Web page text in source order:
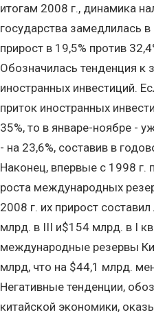
итогам 2008 г., динамика
государства замедлилась
прирост в 19,5% против
Обозначилась тенденция
иностранных инвестиций.
приток иностранных
35%, то в январе-ноябре -
- на 23,6%, составив в
Наконец, впервые с 1998
роста международных
2008 г. их прирост
млрд. в III и$154 млрд. в I
международные резервы
млрд, что на $44,1 млрд.
Негативные тенденции,
китайской экономики,